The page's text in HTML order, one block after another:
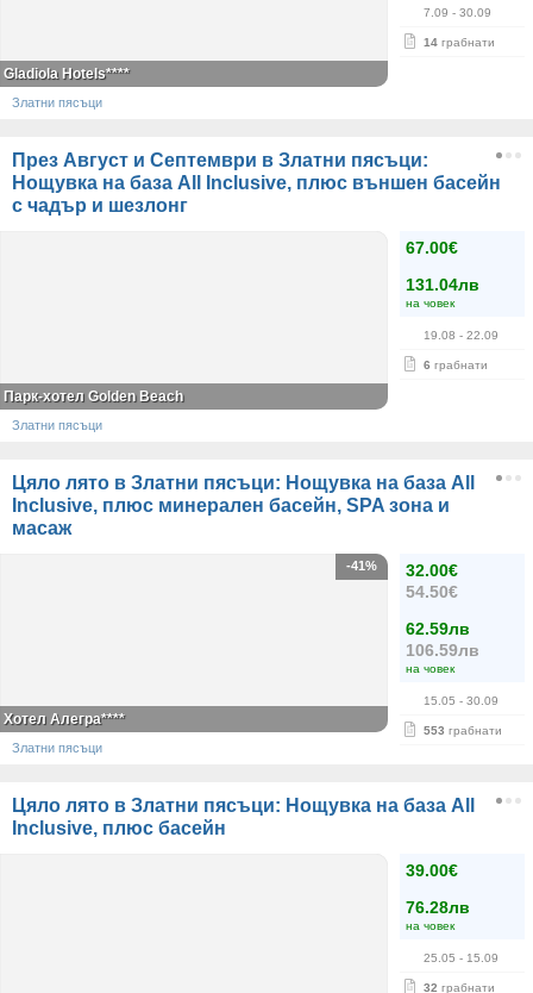
7.09 - 30.09
14 грабнати
Gladiola Hotels****
Златни пясъци
През Август и Септември в Златни пясъци:
Нощувка на база All Inclusive, плюс външен басейн
с чадър и шезлонг
67.00€
131.04лв
на човек
19.08 - 22.09
6 грабнати
Парк-хотел Golden Beach
Златни пясъци
Цяло лято в Златни пясъци: Нощувка на база All
Inclusive, плюс минерален басейн, SPA зона и
масаж
32.00€
54.50€
62.59лв
106.59лв
на човек
15.05 - 30.09
553 грабнати
-41%
Хотел Алегра****
Златни пясъци
Цяло лято в Златни пясъци: Нощувка на база All
Inclusive, плюс басейн
39.00€
76.28лв
на човек
25.05 - 15.09
32 грабнати